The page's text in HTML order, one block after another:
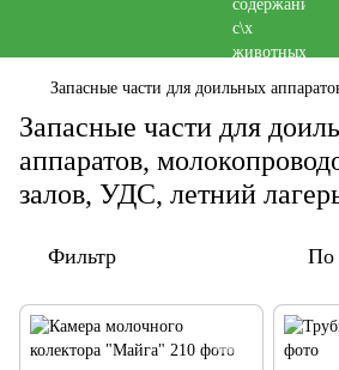
Запасные части для доильных
Запасные части для
аппаратов,
залов, УДС, летний
Фильтр По